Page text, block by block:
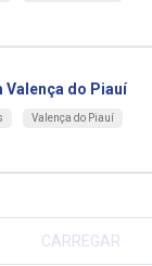
Valença do Piauí
Valença do Piauí
CARREGAR